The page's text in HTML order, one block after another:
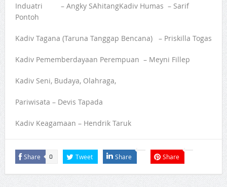
Induatri – Angky SAhitangKadiv Humas – Sarif
Pontoh
Kadiv Tagana (Taruna Tanggap Bencana) – Priskilla Togas
Kadiv Pememberdayaan Perempuan – Meyni Fillep
Kadiv Seni, Budaya, Olahraga,
Pariwisata – Devis Tapada
Kadiv Keagamaan – Hendrik Taruk
Share 0 Tweet Share Share